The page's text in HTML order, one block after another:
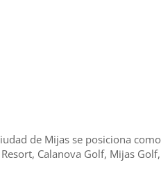
de Mijas se posiciona
Calanova Golf, Mijas